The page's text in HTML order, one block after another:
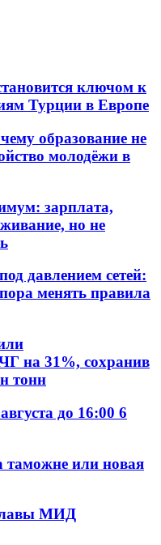
ключом к
Турции в Европе
образование не
молодёжи в
зарплата,
но не
давлением сетей:
менять правила
на 31%, сохранив
тонн
до 16:00 6
таможне или новая
МИД